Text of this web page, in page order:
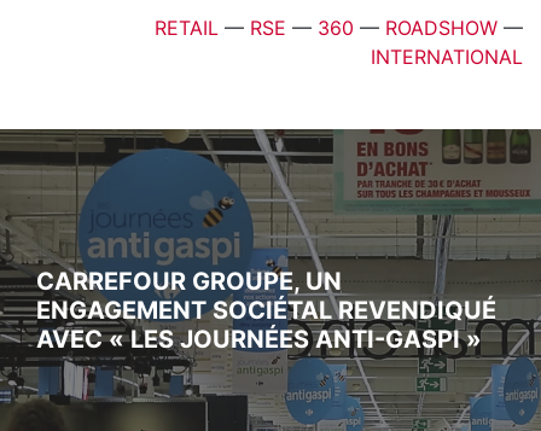
RETAIL — RSE — 360 — ROADSHOW —
INTERNATIONAL
CARREFOUR GROUPE, UN
ENGAGEMENT SOCIÉTAL REVENDIQUÉ
AVEC « LES JOURNÉES ANTI-GASPI »